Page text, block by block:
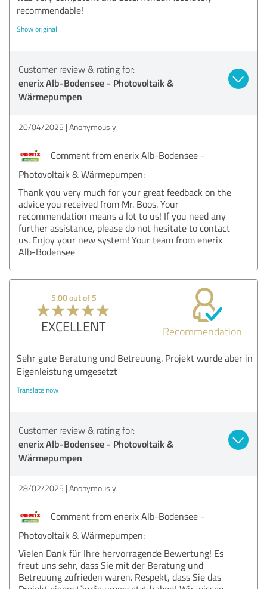
recommendable!
Show original
Customer review & rating for:
enerix Alb-Bodensee - Photovoltaik &
Wärmepumpen
20/04/2025 Anonymously
Comment from enerix Alb-Bodensee -
Photovoltaik & Wärmepumpen:
Thank you very much for your great feedback on the
advice you received from Mr. Boos. Your
recommendation means a lot to us! If you need any
further assistance, please do not hesitate to contact
us. Enjoy your new system! Your team from enerix
Alb-Bodensee
5.00 out of 5
EXCELLENT Recommendation
Sehr gute Beratung und Betreuung. Projekt wurde aber in
Eigenleistung umgesetzt
Translate now
Customer review & rating for:
enerix Alb-Bodensee - Photovoltaik &
Wärmepumpen
28/02/2025 Anonymously
Comment from enerix Alb-Bodensee -
Photovoltaik & Wärmepumpen:
Vielen Dank für Ihre hervorragende Bewertung! Es
freut uns sehr, dass Sie mit der Beratung und
Betreuung zufrieden waren. Respekt, dass Sie das